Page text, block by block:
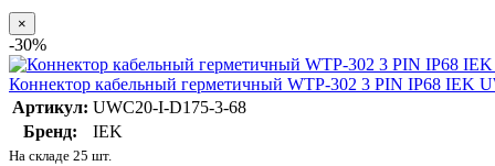
×
-30%
Коннектор кабельный герметичный WTP-302 3 PIN IP68 IEK
Артикул: UWC20-I-D175-3-68
Бренд:
IEK
На складе 25 шт.